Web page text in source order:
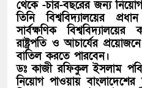
থেকে -চার-বছরের জন্য
তিনি বিশ্ববিদ্যালয়ের
সার্বক্ষণিক
রাষ্ট্রপতি ও আচার্যের
বাতিল করতে পারবেন।
ডঃ কাজী রফিকুল ইসলাম
নিয়োগ পাওয়ায়